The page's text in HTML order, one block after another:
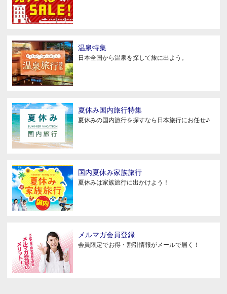
温泉特集
日本全国から温泉を探して旅に出よう。
夏休み国内旅行特集
夏休みの国内旅行を探すなら日本旅行にお任せ♪
国内夏休み家族旅行
夏休みは家族旅行に出かけよう！
メルマガ会員登録
会員限定でお得・割引情報がメールで届く！